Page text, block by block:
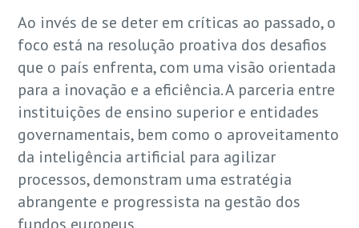
Ao invés de se deter em críticas ao passado, o
foco está na resolução proativa dos desafios
que o país enfrenta, com uma visão orientada
para a inovação e a eficiência. A parceria entre
instituições de ensino superior e entidades
governamentais, bem como o aproveitamento
da inteligência artificial para agilizar
processos, demonstram uma estratégia
abrangente e progressista na gestão dos